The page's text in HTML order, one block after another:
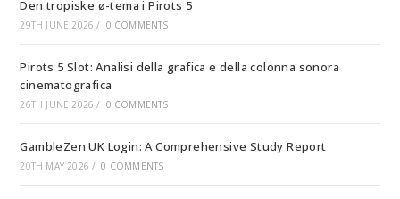
Den tropiske ø-tema i Pirots 5
29TH JUNE 2026 / 0 COMMENTS
Pirots 5 Slot: Analisi della grafica e della colonna sonora
cinematografica
26TH JUNE 2026 / 0 COMMENTS
GambleZen UK Login: A Comprehensive Study Report
20TH MAY 2026 / 0 COMMENTS